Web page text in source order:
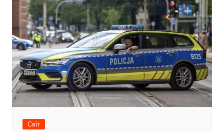
Світ